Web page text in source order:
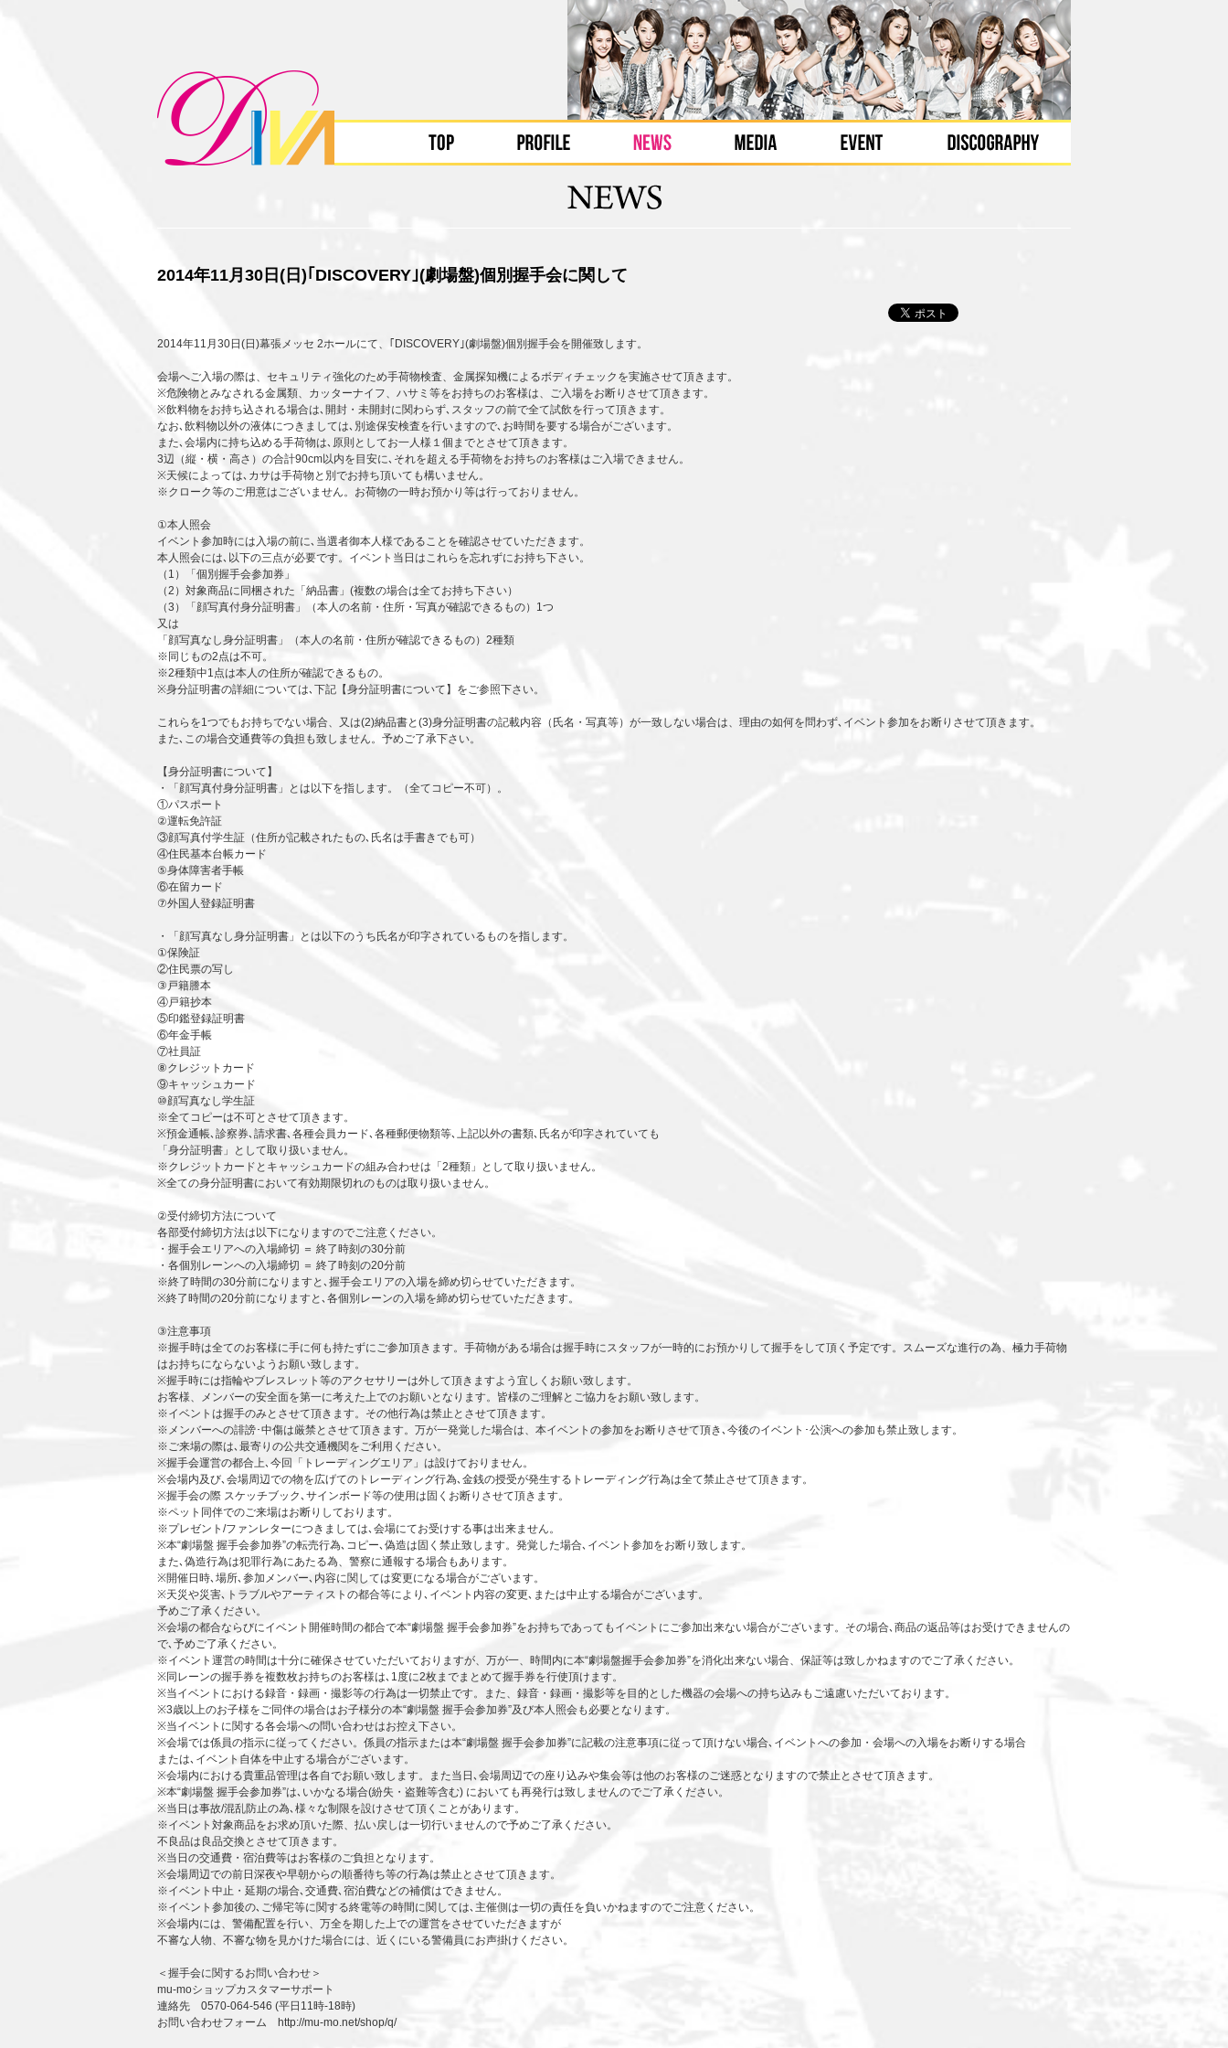
2014年11月30日(日)｢DISCOVERY｣(劇場盤)個別握手会に関して
2014年11月30日(日)幕張メッセ 2ホールにて、｢DISCOVERY｣(劇場盤)個別握手会を開催致します。
会場へご入場の際は、セキュリティ強化のため手荷物検査、金属探知機によるボディチェックを実施させて頂きます。
※危険物とみなされる金属類、カッターナイフ、ハサミ等をお持ちのお客様は、ご入場をお断りさせて頂きます。
※飲料物をお持ち込される場合は､開封・未開封に関わらず､スタッフの前で全て試飲を行って頂きます。
なお､飲料物以外の液体につきましては､別途保安検査を行いますので､お時間を要する場合がございます。
また､会場内に持ち込める手荷物は､原則としてお一人様１個までとさせて頂きます。
3辺（縦・横・高さ）の合計90cm以内を目安に､それを超える手荷物をお持ちのお客様はご入場できません。
※天候によっては､カサは手荷物と別でお持ち頂いても構いません。
※クローク等のご用意はございません。お荷物の一時お預かり等は行っておりません。
①本人照会
イベント参加時には入場の前に､当選者御本人様であることを確認させていただきます。
本人照会には､以下の三点が必要です。イベント当日はこれらを忘れずにお持ち下さい。
（1）「個別握手会参加券」
（2）対象商品に同梱された「納品書」(複数の場合は全てお持ち下さい）
（3）「顔写真付身分証明書」（本人の名前・住所・写真が確認できるもの）1つ
又は
「顔写真なし身分証明書」（本人の名前・住所が確認できるもの）2種類
※同じもの2点は不可。
※2種類中1点は本人の住所が確認できるもの。
※身分証明書の詳細については､下記【身分証明書について】をご参照下さい。
これらを1つでもお持ちでない場合、又は(2)納品書と(3)身分証明書の記載内容（氏名・写真等）が一致しない場合は、理由の如何を問わず､イベント参加をお断りさせて頂きます。
また､この場合交通費等の負担も致しません。予めご了承下さい。
【身分証明書について】
・「顔写真付身分証明書」とは以下を指します。（全てコピー不可）。
①パスポート
②運転免許証
③顔写真付学生証（住所が記載されたもの､氏名は手書きでも可）
④住民基本台帳カード
⑤身体障害者手帳
⑥在留カード
⑦外国人登録証明書
・「顔写真なし身分証明書」とは以下のうち氏名が印字されているものを指します。
①保険証
②住民票の写し
③戸籍謄本
④戸籍抄本
⑤印鑑登録証明書
⑥年金手帳
⑦社員証
⑧クレジットカード
⑨キャッシュカード
⑩顔写真なし学生証
※全てコピーは不可とさせて頂きます。
※預金通帳､診察券､請求書､各種会員カード､各種郵便物類等､上記以外の書類､氏名が印字されていても
「身分証明書」として取り扱いません。
※クレジットカードとキャッシュカードの組み合わせは「2種類」として取り扱いません。
※全ての身分証明書において有効期限切れのものは取り扱いません。
②受付締切方法について
各部受付締切方法は以下になりますのでご注意ください。
・握手会エリアへの入場締切 ＝ 終了時刻の30分前
・各個別レーンへの入場締切 ＝ 終了時刻の20分前
※終了時間の30分前になりますと､握手会エリアの入場を締め切らせていただきます。
※終了時間の20分前になりますと､各個別レーンの入場を締め切らせていただきます。
③注意事項
※握手時は全てのお客様に手に何も持たずにご参加頂きます。手荷物がある場合は握手時にスタッフが一時的にお預かりして握手をして頂く予定です。スムーズな進行の為、極力手荷物
はお持ちにならないようお願い致します。
※握手時には指輪やブレスレット等のアクセサリーは外して頂きますよう宜しくお願い致します。
お客様、メンバーの安全面を第一に考えた上でのお願いとなります。皆様のご理解とご協力をお願い致します。
※イベントは握手のみとさせて頂きます。その他行為は禁止とさせて頂きます。
※メンバーへの誹謗･中傷は厳禁とさせて頂きます。万が一発覚した場合は、本イベントの参加をお断りさせて頂き､今後のイベント･公演への参加も禁止致します。
※ご来場の際は､最寄りの公共交通機関をご利用ください。
※握手会運営の都合上､今回「トレーディングエリア」は設けておりません。
※会場内及び､会場周辺での物を広げてのトレーディング行為､金銭の授受が発生するトレーディング行為は全て禁止させて頂きます。
※握手会の際 スケッチブック､サインボード等の使用は固くお断りさせて頂きます。
※ペット同伴でのご来場はお断りしております。
※プレゼント/ファンレターにつきましては､会場にてお受けする事は出来ません。
※本“劇場盤 握手会参加券”の転売行為､コピー､偽造は固く禁止致します。発覚した場合､イベント参加をお断り致します。
また､偽造行為は犯罪行為にあたる為、警察に通報する場合もあります。
※開催日時､場所､参加メンバー､内容に関しては変更になる場合がございます。
※天災や災害､トラブルやアーティストの都合等により､イベント内容の変更､または中止する場合がございます。
予めご了承ください。
※会場の都合ならびにイベント開催時間の都合で本“劇場盤 握手会参加券”をお持ちであってもイベントにご参加出来ない場合がございます。その場合､商品の返品等はお受けできませんの
で､予めご了承ください。
※イベント運営の時間は十分に確保させていただいておりますが、万が一、時間内に本“劇場盤握手会参加券”を消化出来ない場合、保証等は致しかねますのでご了承ください。
※同レーンの握手券を複数枚お持ちのお客様は､1度に2枚までまとめて握手券を行使頂けます。
※当イベントにおける録音・録画・撮影等の行為は一切禁止です。また、録音・録画・撮影等を目的とした機器の会場への持ち込みもご遠慮いただいております。
※3歳以上のお子様をご同伴の場合はお子様分の本“劇場盤 握手会参加券”及び本人照会も必要となります。
※当イベントに関する各会場への問い合わせはお控え下さい。
※会場では係員の指示に従ってください。係員の指示または本“劇場盤 握手会参加券”に記載の注意事項に従って頂けない場合､イベントへの参加・会場への入場をお断りする場合
または､イベント自体を中止する場合がございます。
※会場内における貴重品管理は各自でお願い致します。また当日､会場周辺での座り込みや集会等は他のお客様のご迷惑となりますので禁止とさせて頂きます。
※本“劇場盤 握手会参加券”は､いかなる場合(紛失・盗難等含む) においても再発行は致しませんのでご了承ください。
※当日は事故/混乱防止の為､様々な制限を設けさせて頂くことがあります。
※イベント対象商品をお求め頂いた際、払い戻しは一切行いませんので予めご了承ください。
不良品は良品交換とさせて頂きます。
※当日の交通費・宿泊費等はお客様のご負担となります。
※会場周辺での前日深夜や早朝からの順番待ち等の行為は禁止とさせて頂きます。
※イベント中止・延期の場合､交通費､宿泊費などの補償はできません。
※イベント参加後の､ご帰宅等に関する終電等の時間に関しては､主催側は一切の責任を負いかねますのでご注意ください。
※会場内には、警備配置を行い、万全を期した上での運営をさせていただきますが
不審な人物、不審な物を見かけた場合には、近くにいる警備員にお声掛けください。
＜握手会に関するお問い合わせ＞
mu-moショップカスタマーサポート
連絡先 0570-064-546 (平日11時-18時)
お問い合わせフォーム http://mu-mo.net/shop/q/